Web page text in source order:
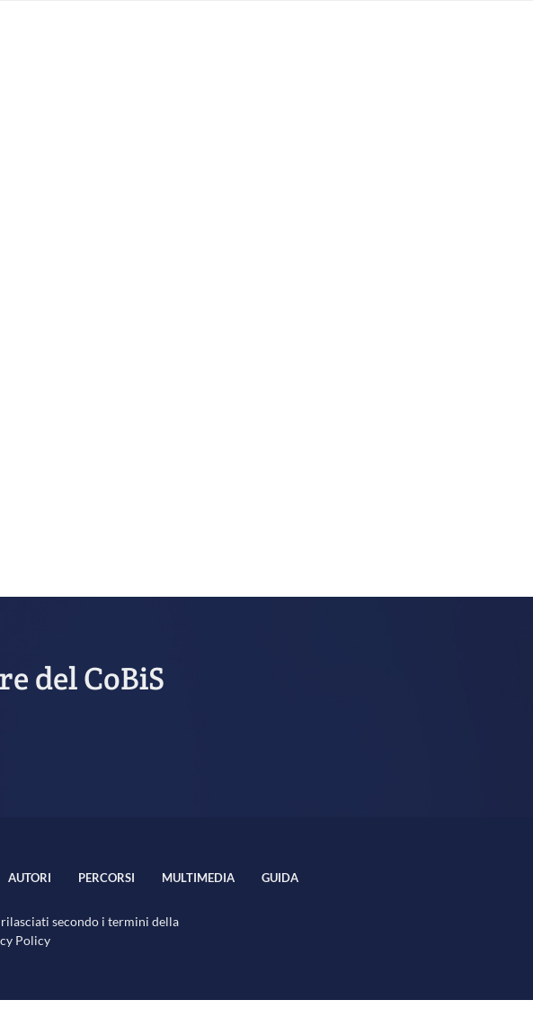
del CoBiS
AUTORI PERCORSI MULTIMEDIA GUIDA
secondo i termini della
Policy